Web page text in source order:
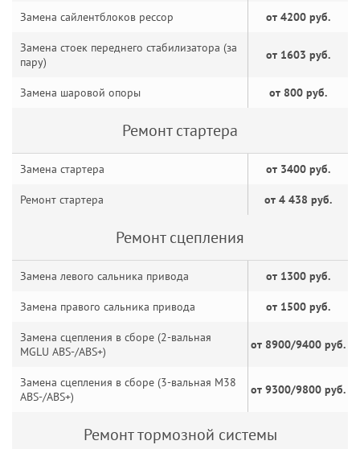
Замена сайлентблоков рессор от 4200 руб.
Замена стоек переднего стабилизатора (за
пару)
от 1603 руб.
Замена шаровой опоры от 800 руб.
Ремонт стартера
Замена стартера от 3400 руб.
Ремонт стартера от 4 438 руб.
Ремонт сцепления
Замена левого сальника привода от 1300 руб.
Замена правого сальника привода от 1500 руб.
Замена сцепления в сборе (2-вальная
MGLU ABS-/ABS+)
от 8900/9400 руб.
Замена сцепления в сборе (3-вальная M38
ABS-/ABS+)
от 9300/9800 руб.
Ремонт тормозной системы